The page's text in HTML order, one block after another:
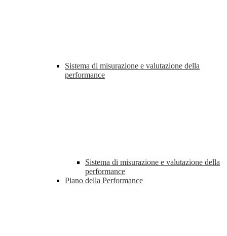
Sistema di misurazione e valutazione della
performance
Sistema di misurazione e valutazione della
performance
Piano della Performance